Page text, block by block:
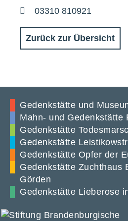
Telefon
03310 810921
Zurück zur Übersicht
Gedenkstätte und
Mahn- und Gedenkstätte
Gedenkstätte
Gedenkstätte
Gedenkstätte Opfer der
Gedenkstätte Zuchthaus
Görden
Gedenkstätte Lieberose